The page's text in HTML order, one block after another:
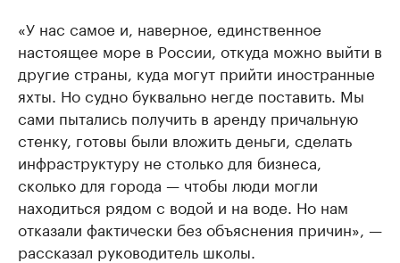
«У нас самое и, наверное, единственное
настоящее море в России, откуда можно выйти в
другие страны, куда могут прийти иностранные
яхты. Но судно буквально негде поставить. Мы
сами пытались получить в аренду причальную
стенку, готовы были вложить деньги, сделать
инфраструктуру не столько для бизнеса,
сколько для города — чтобы люди могли
находиться рядом с водой и на воде. Но нам
отказали фактически без объяснения причин», —
рассказал руководитель школы.